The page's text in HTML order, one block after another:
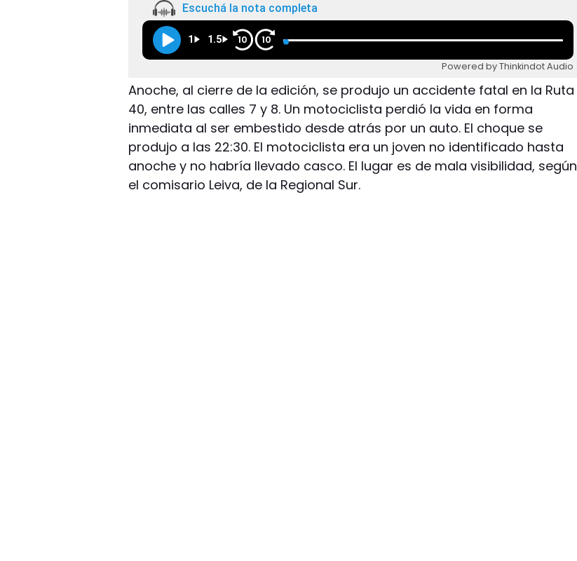
Escuchá la nota completa
1 1.5 10 10
Powered by Thinkindot Audio
Anoche, al cierre de la edición, se produjo un accidente fatal en la Ruta
40, entre las calles 7 y 8. Un motociclista perdió la vida en forma
inmediata al ser embestido desde atrás por un auto. El choque se
produjo a las 22:30. El motociclista era un joven no identificado hasta
anoche y no habría llevado casco. El lugar es de mala visibilidad, según
el comisario Leiva, de la Regional Sur.